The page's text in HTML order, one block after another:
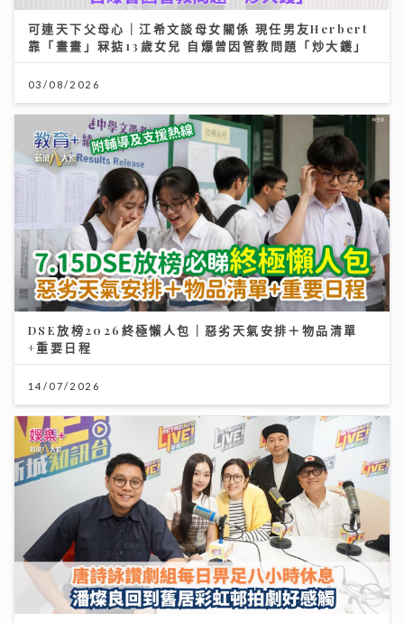
可連天下父母心｜江希文談母女關係 現任男友Herbert
靠「畫畫」冧掂13歲女兒 自爆曾因管教問題「炒大鑊」
03/08/2026
DSE放榜2026終極懶人包｜惡劣天氣安排＋物品清單
+重要日程
14/07/2026